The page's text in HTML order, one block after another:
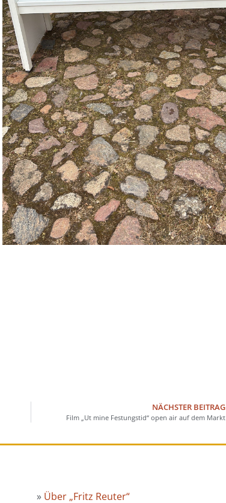
NÄCHSTER BEITRAG
Film „Ut mine Festungstid“ open air auf dem Markt
» Über „Fritz Reuter“